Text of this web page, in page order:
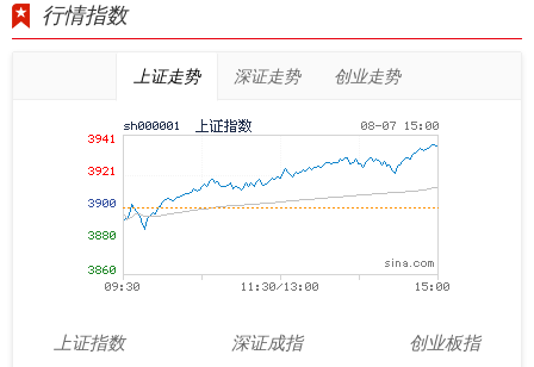
行情指数
上证走势 深证走势 创业走势
上证指数
深证成指
创业板指